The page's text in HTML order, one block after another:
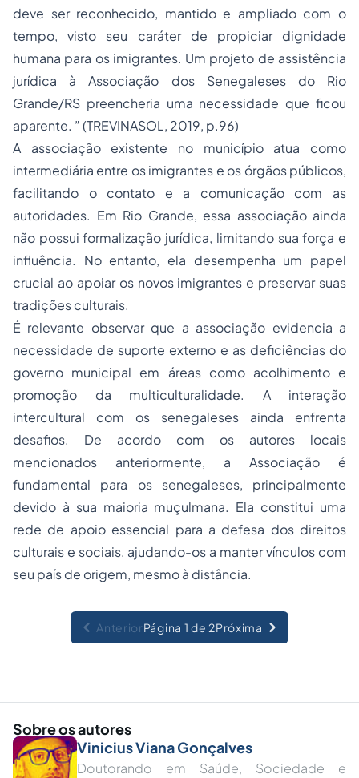
deve ser reconhecido, mantido e ampliado com o
tempo, visto seu caráter de propiciar dignidade
humana para os imigrantes. Um projeto de assistência
jurídica à Associação dos Senegaleses do Rio
Grande/RS preencheria uma necessidade que ficou
aparente. ” (TREVINASOL, 2019, p.96)
A associação existente no município atua como
intermediária entre os imigrantes e os órgãos públicos,
facilitando o contato e a comunicação com as
autoridades. Em Rio Grande, essa associação ainda
não possui formalização jurídica, limitando sua força e
influência. No entanto, ela desempenha um papel
crucial ao apoiar os novos imigrantes e preservar suas
tradições culturais.
É relevante observar que a associação evidencia a
necessidade de suporte externo e as deficiências do
governo municipal em áreas como acolhimento e
promoção da multiculturalidade. A interação
intercultural com os senegaleses ainda enfrenta
desafios. De acordo com os autores locais
mencionados anteriormente, a Associação é
fundamental para os senegaleses, principalmente
devido à sua maioria muçulmana. Ela constitui uma
rede de apoio essencial para a defesa dos direitos
culturais e sociais, ajudando-os a manter vínculos com
seu país de origem, mesmo à distância.
AnteriorPágina 1 de 2Próxima
Sobre os autores
Vinicius Viana Gonçalves
Doutorando em Saúde, Sociedade e